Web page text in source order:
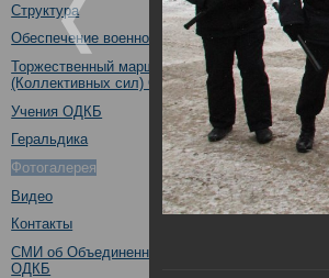
Структура
Обеспечение военной безопасности
Торжественный марш Войск
(Коллективных сил) ОДКБ
Учения ОДКБ
Геральдика
Фотогалерея
Видео
Контакты
СМИ об Объединенном штабе
ОДКБ